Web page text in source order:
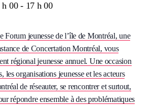
h 00- 17 h 00
Forum jeunesse de l’île de Montréal, une
de Concertation Montréal, vous
régional jeunesse annuel. Une occasion
les organisations jeunesse et les acteurs
de réseauter, se rencontrer et surtout,
répondre ensemble à des problématiques